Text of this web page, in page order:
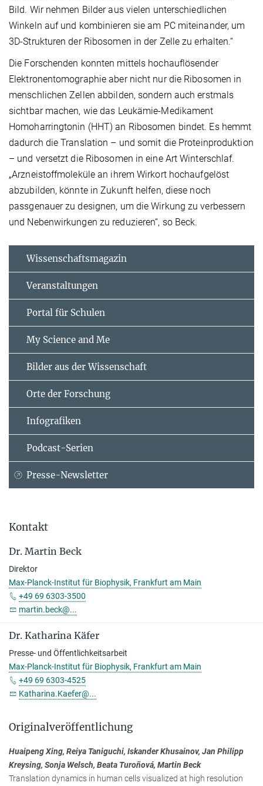
Bild. Wir nehmen Bilder aus vielen unterschiedlichen
Winkeln auf und kombinieren sie am PC miteinander, um
3D-Strukturen der Ribosomen in der Zelle zu erhalten.“
Die Forschenden konnten mittels hochauflösender
Elektronentomographie aber nicht nur die Ribosomen in
menschlichen Zellen abbilden, sondern auch erstmals
sichtbar machen, wie das Leukämie-Medikament
Homoharringtonin (HHT) an Ribosomen bindet. Es hemmt
dadurch die Translation – und somit die Proteinproduktion
– und versetzt die Ribosomen in eine Art Winterschlaf.
„Arzneistoffmoleküle an ihrem Wirkort hochaufgelöst
abzubilden, könnte in Zukunft helfen, diese noch
passgenauer zu designen, um die Wirkung zu verbessern
und Nebenwirkungen zu reduzieren“, so Beck.
Wissenschaftsmagazin
Veranstaltungen
Portal für Schulen
My Science and Me
Bilder aus der Wissenschaft
Orte der Forschung
Infografiken
Podcast-Serien
Presse-Newsletter
Kontakt
Dr. Martin Beck
Direktor
Max-Planck-Institut für Biophysik, Frankfurt am Main
+49 69 6303-3500
martin.beck@...
Dr. Katharina Käfer
Presse- und Öffentlichkeitsarbeit
Max-Planck-Institut für Biophysik, Frankfurt am Main
+49 69 6303-4525
Katharina.Kaefer@...
Originalveröffentlichung
Huaipeng Xing, Reiya Taniguchi, Iskander Khusainov, Jan Philipp
Kreysing, Sonja Welsch, Beata Turoñová, Martin Beck
Translation dynamics in human cells visualized at high resolution